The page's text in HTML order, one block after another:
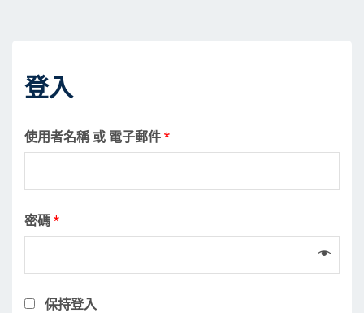
登入
使用者名稱 或 電子郵件 *
密碼 *
保持登入